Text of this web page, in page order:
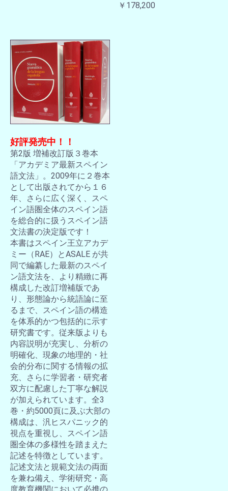
￥178,200
好評発売中！！
第2版 増補改訂版３巻本
「アカデミア最新スペイン
語文法」。2009年に２巻本
として出版されてから１６
年、さらに広く深く、スペ
イン語圏全体のスペイン語
を総合的に扱うスペイン語
文法書の決定版です！
本書はスペイン王立アカデ
ミー（RAE）とASALE が共
同で編纂した最新のスペイ
ン語文法を、より精緻に再
構成した改訂増補版であ
り、形態論から統語論に至
るまで、スペイン語の構造
を体系的かつ包括的に示す
研究書です。従来版よりも
内容説明が充実し、分析の
明確化、現象の地理的・社
会的分布に関する情報の拡
充、さらに学習者・研究者
双方に配慮した丁寧な解説
が加えられています。全3
巻・約5000頁に及ぶ大部の
構成は、汎ヒスパニック的
視点を重視し、スペイン語
圏全体の多様性を踏まえた
記述を特徴としています。
記述文法と規範文法の両面
を兼ね備え、学術研究・高